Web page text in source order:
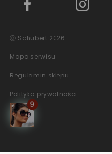
ⓒ Schubert 2026
Mapa serwisu
Regulamin sklepu
Polityka prywatności